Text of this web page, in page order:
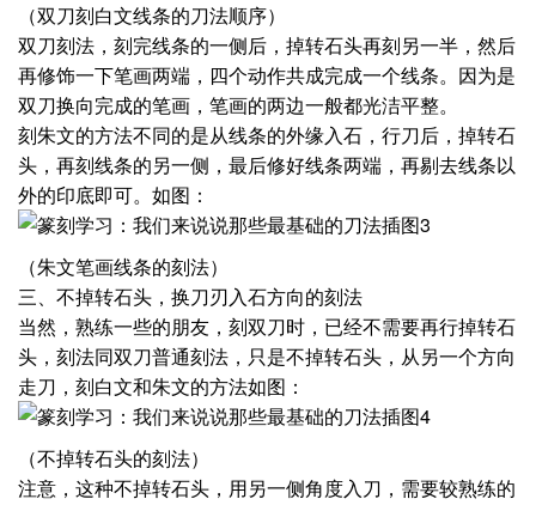
（双刀刻白文线条的刀法顺序）
双刀刻法，刻完线条的一侧后，掉转石头再刻另一半，然后
再修饰一下笔画两端，四个动作共成完成一个线条。因为是
双刀换向完成的笔画，笔画的两边一般都光洁平整。
刻朱文的方法不同的是从线条的外缘入石，行刀后，掉转石
头，再刻线条的另一侧，最后修好线条两端，再剔去线条以
外的印底即可。如图：
（朱文笔画线条的刻法）
三、不掉转石头，换刀刃入石方向的刻法
当然，熟练一些的朋友，刻双刀时，已经不需要再行掉转石
头，刻法同双刀普通刻法，只是不掉转石头，从另一个方向
走刀，刻白文和朱文的方法如图：
（不掉转石头的刻法）
注意，这种不掉转石头，用另一侧角度入刀，需要较熟练的